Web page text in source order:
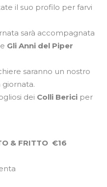
il suo profilo per farvi
sarà accompagnata
Gli Anni del Piper
saranno un nostro
dei Colli Berici per
& FRITTO €16